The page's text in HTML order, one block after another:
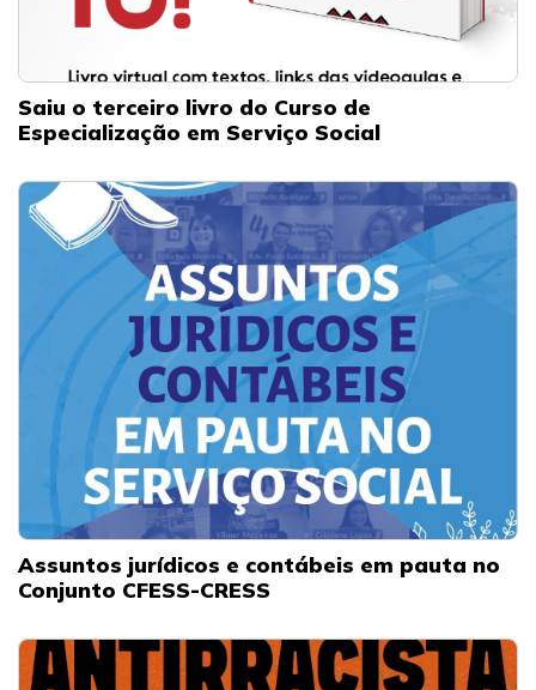
Saiu o terceiro livro do Curso de
Especialização em Serviço Social
Assuntos jurídicos e contábeis em pauta no
Conjunto CFESS-CRESS